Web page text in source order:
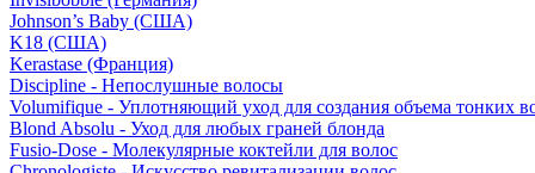
Johnson’s Baby (США)
K18 (США)
Kerastase (Франция)
Discipline - Непослушные волосы
Volumifique - Уплотняющий уход для создания объема тонких
Blond Absolu - Уход для любых граней блонда
Fusio-Dose - Молекулярные коктейли для волос